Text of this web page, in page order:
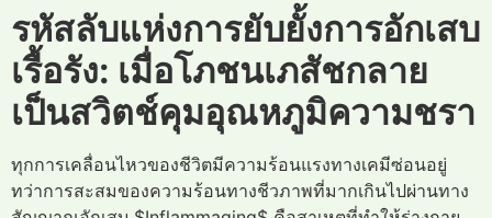
รหัสลับแห่งการยับยั้งการอักเสบ
เรื้อรัง: เมื่อโภชนเภสัชกลาย
เป็นสวิตช์คุมอุณหภูมิความชรา
ทุกการเคลื่อนไหวของชีวิตมีความร้อนแรงทางเคมีซ่อนอยู่
ทว่าการสะสมของความร้อนทางชีวภาพที่มากเกินไปผ่านทาง